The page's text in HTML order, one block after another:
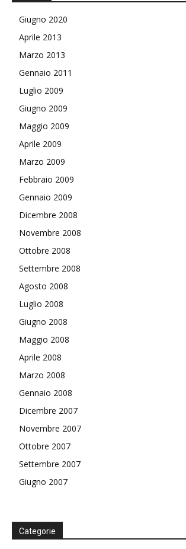
Giugno 2020
Aprile 2013
Marzo 2013
Gennaio 2011
Luglio 2009
Giugno 2009
Maggio 2009
Aprile 2009
Marzo 2009
Febbraio 2009
Gennaio 2009
Dicembre 2008
Novembre 2008
Ottobre 2008
Settembre 2008
Agosto 2008
Luglio 2008
Giugno 2008
Maggio 2008
Aprile 2008
Marzo 2008
Gennaio 2008
Dicembre 2007
Novembre 2007
Ottobre 2007
Settembre 2007
Giugno 2007
Categorie